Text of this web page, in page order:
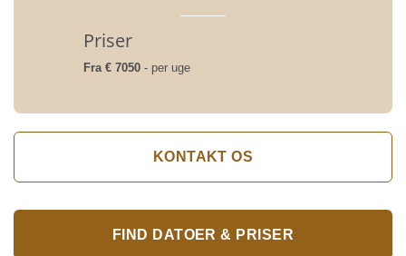
Priser
Fra € 7050 - per uge
KONTAKT OS
FIND DATOER & PRISER